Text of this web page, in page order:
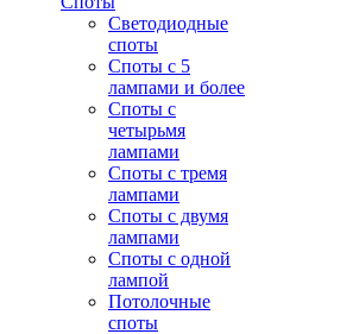
Светодиодные
споты
Споты с 5
лампами и более
Споты с
четырьмя
лампами
Споты с тремя
лампами
Споты с двумя
лампами
Споты с одной
лампой
Потолочные
споты